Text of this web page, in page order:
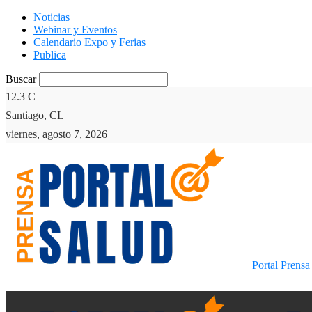
Noticias
Webinar y Eventos
Calendario Expo y Ferias
Publica
Buscar
12.3 C
Santiago, CL
viernes, agosto 7, 2026
Portal